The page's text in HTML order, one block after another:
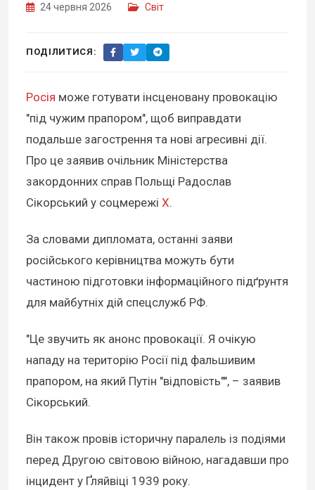
24 червня 2026 Світ
ПОДІЛИТИСЯ:
Росія може готувати інсценовану провокацію
"під чужим прапором", щоб виправдати
подальше загострення та нові агресивні дії.
Про це заявив очільник Міністерства
закордонних справ Польщі Радослав
Сікорський у соцмережі X.
За словами дипломата, останні заяви
російського керівництва можуть бути
частиною підготовки інформаційного підґрунтя
для майбутніх дій спецслужб РФ.
"Це звучить як анонс провокації. Я очікую
нападу на територію Росії під фальшивим
прапором, на який Путін "відповість"", – заявив
Сікорський.
Він також провів історичну паралель із подіями
перед Другою світовою війною, нагадавши про
інцидент у Ґляйвіці 1939 року.